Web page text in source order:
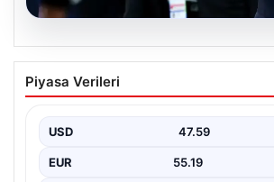
04.08.2026
Ürdün Futbol Federasyonu
Başkanı’ndan FIFA
Ürdün Futbol Federasyonu (JFA)
Piyasa Verileri
USD 47.59
EUR 55.19